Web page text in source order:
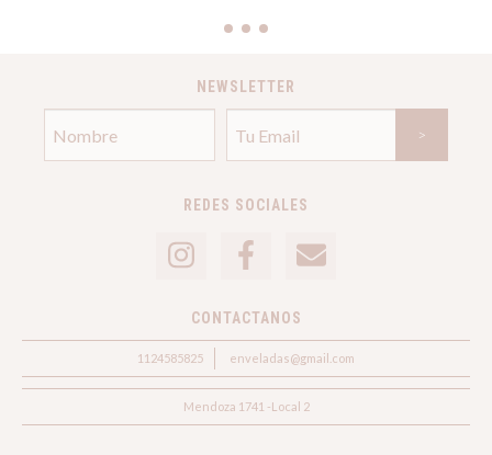
NEWSLETTER
REDES SOCIALES
CONTACTANOS
1124585825 enveladas@gmail.com
Mendoza 1741 -Local 2